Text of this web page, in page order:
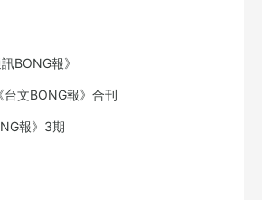
BONG報》
台文BONG報》合刊
報》3期